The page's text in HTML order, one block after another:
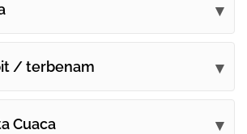
/ terbenam
Cuaca